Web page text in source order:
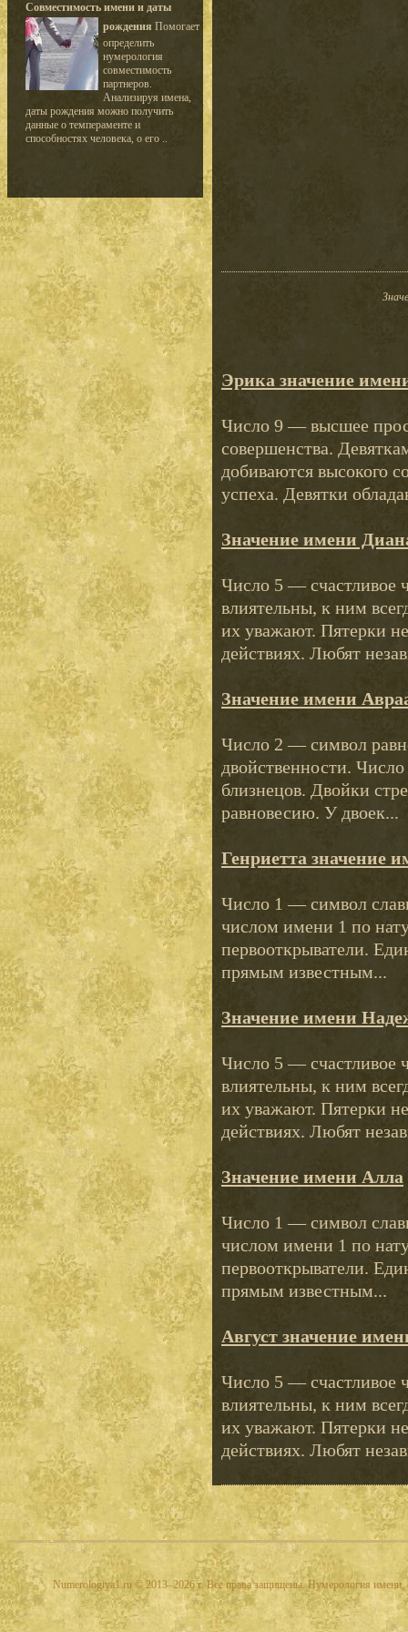
Совместимость имени и даты
рождения Помогает
определить
нумерология
совместимость
партнеров.
Анализируя имена,
даты рождения можно получить
данные о темпераменте и
способностях человека, о его ..
Эрика значение
Число 9 — высшее
совершенства.
добиваются высокого
успеха. Девятки
Значение имени
Число 5 — счастливое
влиятельны, к ним
их уважают. Пятерки
действиях. Любят
Значение имени
Число 2 — символ
двойственности.
близнецов. Двойки
равновесию. У двоек...
Генриетта значение
Число 1 — символ
числом имени 1 по
первооткрыватели.
прямым известным...
Значение имени
Число 5 — счастливое
влиятельны, к ним
их уважают. Пятерки
действиях. Любят
Значение имени Алла
Число 1 — символ
числом имени 1 по
первооткрыватели.
прямым известным...
Август значение
Число 5 — счастливое
влиятельны, к ним
их уважают. Пятерки
действиях. Любят
Numerologiya1.ru © 2013–2026 г. Все права защищены. Нумерология имени,